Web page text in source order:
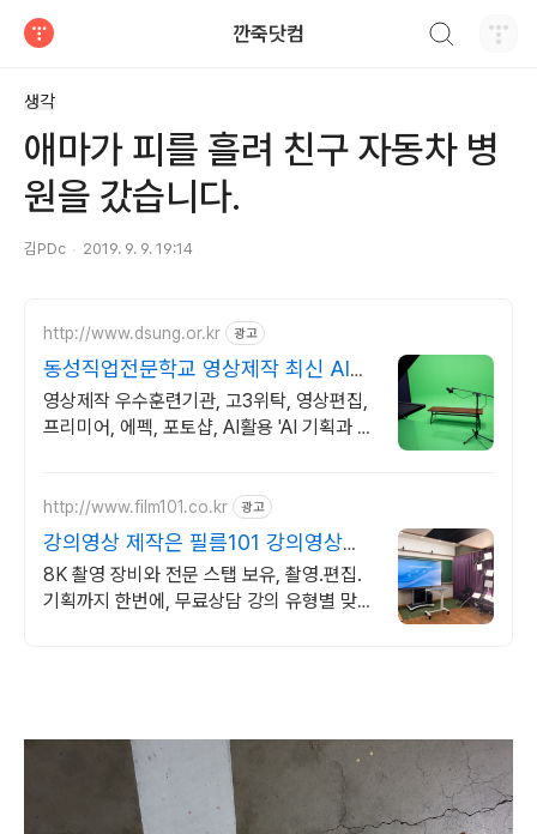
깐죽닷컴
생각
애마가 피를 흘려 친구 자동차 병
원을 갔습니다.
김PDc 2019. 9. 9. 19:14
http://www.dsung.or.kr 광고
동성직업전문학교 영상제작 최신 AI활
용 기능 습득
영상제작 우수훈련기관, 고3위탁, 영상편집,
프리미어, 에펙, 포토샵, AI활용 'AI 기획과 편
http://www.film101.co.kr 광고
강의영상 제작은 필름101 강의영상부
터 AI영상까지
8K 촬영 장비와 전문 스탭 보유, 촬영.편집.
기획까지 한번에, 무료상담 강의 유형별 맞춤